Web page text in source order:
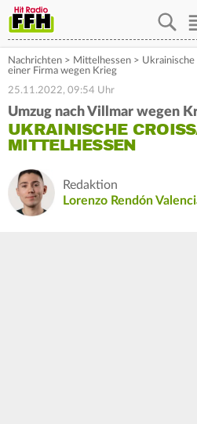
Nachrichten > Mittelhessen > Ukrainische
einer Firma wegen Krieg
25.11.2022, 09:54 Uhr
Umzug nach Villmar wegen
UKRAINISCHE
MITTELHESSEN
Redaktion
Lorenzo Rendón